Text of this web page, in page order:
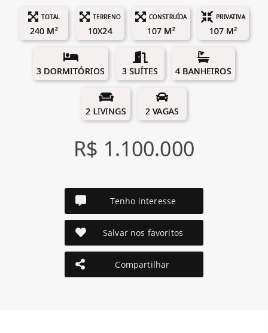
TOTAL
240 M²
TERRENO
10X24
CONSTRUÍDA
107 M²
PRIVATIVA
107 M²
3 DORMITÓRIOS 3 SUÍTES 4 BANHEIROS
2 LIVINGS 2 VAGAS
R$ 1.100.000
Tenho interesse
Salvar nos favoritos
Compartilhar